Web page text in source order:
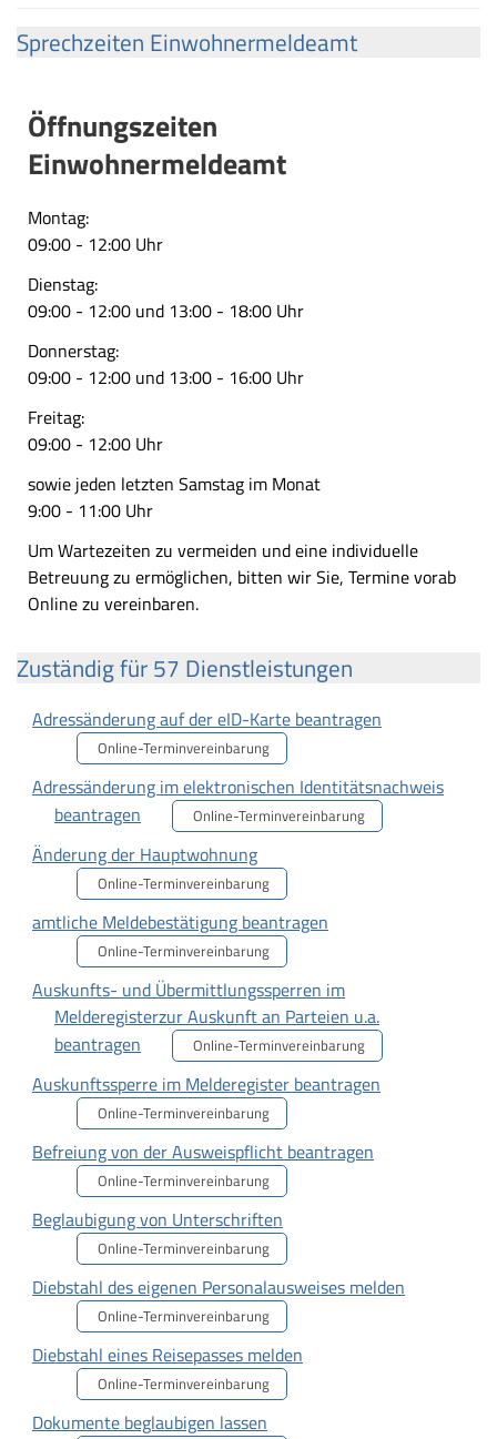
Sprechzeiten Einwohnermeldeamt
Öffnungszeiten
Einwohnermeldeamt
Montag:
09:00 - 12:00 Uhr
Dienstag:
09:00 - 12:00 und 13:00 - 18:00 Uhr
Donnerstag:
09:00 - 12:00 und 13:00 - 16:00 Uhr
Freitag:
09:00 - 12:00 Uhr
sowie jeden letzten Samstag im Monat
9:00 - 11:00 Uhr
Um Wartezeiten zu vermeiden und eine individuelle
Betreuung zu ermöglichen, bitten wir Sie, Termine vorab
Online zu vereinbaren.
Zuständig für 57 Dienstleistungen
Adressänderung auf der eID-Karte beantragen
Online-Terminvereinbarung
Adressänderung im elektronischen Identitätsnachweis
beantragen
Online-Terminvereinbarung
Änderung der Hauptwohnung
Online-Terminvereinbarung
amtliche Meldebestätigung beantragen
Online-Terminvereinbarung
Auskunfts- und Übermittlungssperren im
Melderegisterzur Auskunft an Parteien u.a.
beantragen
Online-Terminvereinbarung
Auskunftssperre im Melderegister beantragen
Online-Terminvereinbarung
Befreiung von der Ausweispflicht beantragen
Online-Terminvereinbarung
Beglaubigung von Unterschriften
Online-Terminvereinbarung
Diebstahl des eigenen Personalausweises melden
Online-Terminvereinbarung
Diebstahl eines Reisepasses melden
Online-Terminvereinbarung
Dokumente beglaubigen lassen